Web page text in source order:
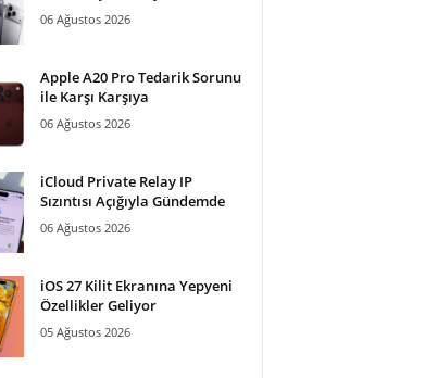
06 Ağustos 2026
Apple A20 Pro Tedarik Sorunu
ile Karşı Karşıya
06 Ağustos 2026
iCloud Private Relay IP
Sızıntısı Açığıyla Gündemde
06 Ağustos 2026
iOS 27 Kilit Ekranına Yepyeni
Özellikler Geliyor
05 Ağustos 2026